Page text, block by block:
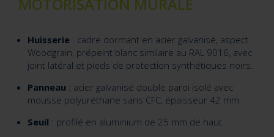
MOTORISATION MURALE
Huisserie : cadre dormant en acier galvanisé, aspect
Woodgrain, prépeint blanc similaire au RAL 9016, avec
joint latéral et pieds de protection synthétiques noirs.
Panneau : acier galvanisé double paroi isolé avec
mousse polyuréthane sans CFC, épaisseur 42 mm.
Seuil : profilé en aluminium de 25 mm de haut.